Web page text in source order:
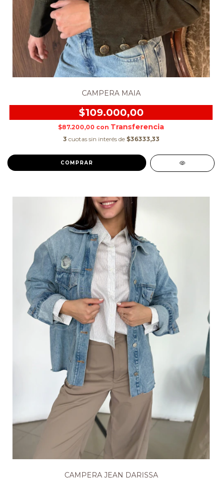
CAMPERA MAIA
$109.000,00
$87.200,00 con
3 cuotas sin interés de $36333,33
COMPRAR
CAMPERA JEAN DARISSA